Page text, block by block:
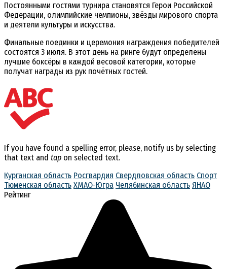
Постоянными гостями турнира становятся Герои Российской
Федерации, олимпийские чемпионы, звёзды мирового спорта
и деятели культуры и искусства.
Финальные поединки и церемония награждения победителей
состоятся 3 июля. В этот день на ринге будут определены
лучшие боксёры в каждой весовой категории, которые
получат награды из рук почётных гостей.
If you have found a spelling error, please, notify us by selecting
that text and tap on selected text.
Курганская область Росгвардия Свердловская область Спорт
Тюменская область ХМАО-Югра Челябинская область ЯНАО
Рейтинг